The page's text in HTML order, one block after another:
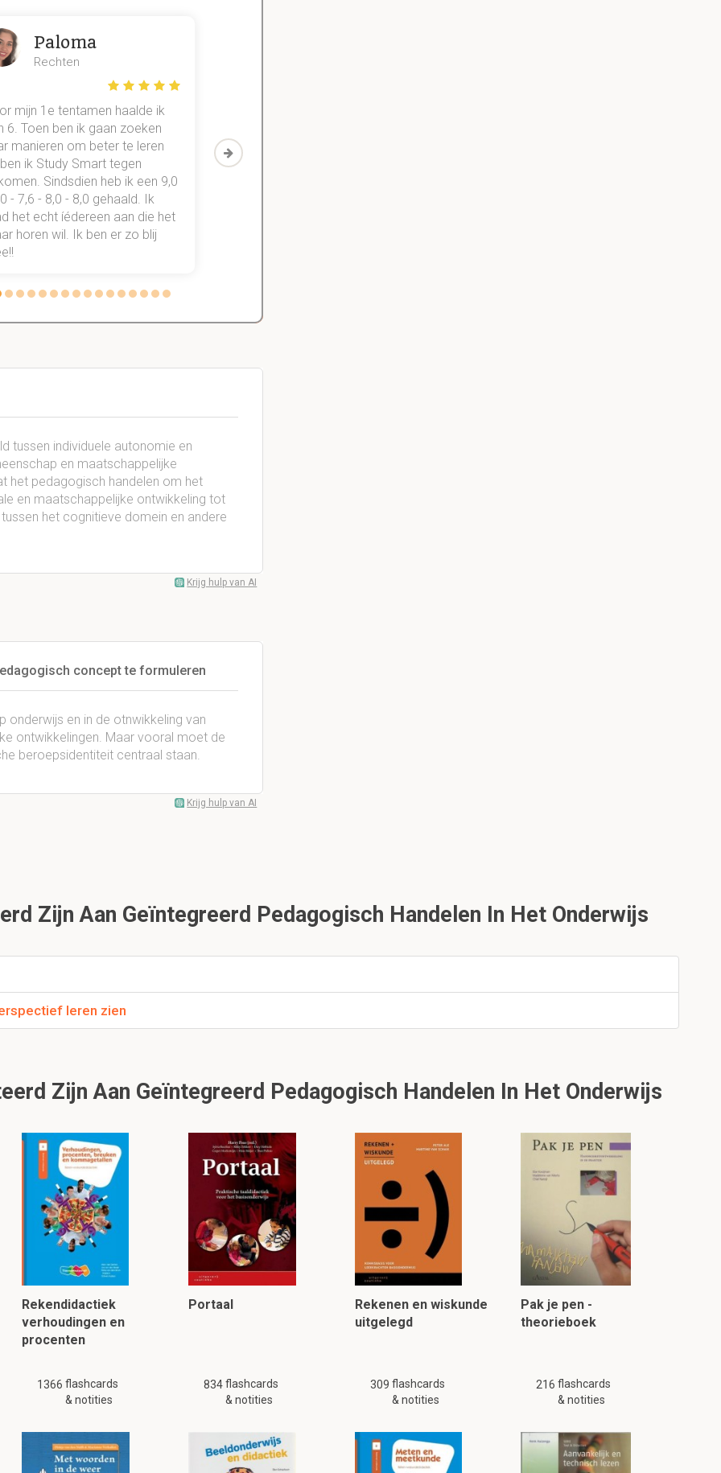
Paloma
Rechten
mijn 1e tentamen haalde ik
6. Toen ben ik gaan zoeken
manieren om beter te leren
ik Study Smart tegen
Sindsdien heb ik een 9,0
- 7,6 - 8,0 - 8,0 gehaald. Ik
het echt íédereen aan die het
horen wil. Ik ben er zo blij
vakken. Sinds ik mijn
aantekeningen digitaal maak in
tussen individuele autonomie en
en maatschappelijke
het pedagogisch handelen om het
en maatschappelijke ontwikkeling tot
het cognitieve domein en andere
Krijg hulp van AI
concept te formuleren
onderwijs en in de otnwikkeling van
ontwikkelingen. Maar vooral moet de
beroepsidentiteit centraal staan.
Krijg hulp van AI
Zijn Aan Geïntegreerd Pedagogisch Handelen In Het Onderwijs
leren zien
Zijn Aan Geïntegreerd Pedagogisch Handelen In Het Onderwijs
Rekendidactiek
verhoudingen en
procenten
1366 flashcards
& notities
Portaal
834flashcards
& notities
Rekenen en wiskunde
uitgelegd
309 flashcards
& notities
Pak je pen -
theorieboek
216 flashcards
& notities